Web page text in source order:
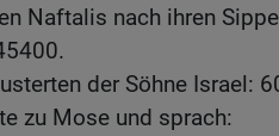
Naftalis nach ihren
der Söhne Israel:
zu Mose und sprach: